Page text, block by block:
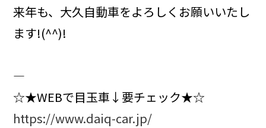
来年も、大久自動車をよろしくお願いいたし
ます!(^^)!
―――――――――――――――――――
☆★WEBで目玉車↓要チェック★☆
https://www.daiq-car.jp/